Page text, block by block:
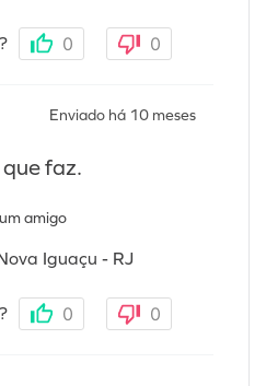
0 0
Enviado há 10 meses
faz.
amigo
Iguaçu - RJ
0 0